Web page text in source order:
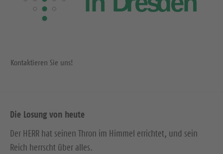
Kontaktieren Sie uns!
Die Losung von heute
Der HERR hat seinen Thron im Himmel errichtet, und sein
Reich herrscht über alles.